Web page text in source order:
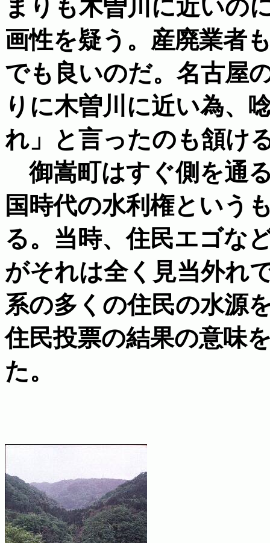
まりも木曽川に近いの
画性を疑う。産廃業者
でも良いのだ。名古屋
りに木曽川に近い為、
れ」と言ったのも頷け
御嵩町はすぐ側を通
国時代の水利権という
る。当時、住民エゴな
がそれは全く見当外れ
系の多くの住民の水源
住民投票の結果の意味
た。